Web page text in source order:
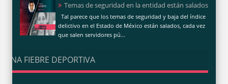
Temas de seguridad en la entidad están salados
Tal parece que los temas de seguridad y baja del índice
delictivo en el Estado de México están salados, cada vez
que salen servidores pú...
UNA FIEBRE DEPORTIVA